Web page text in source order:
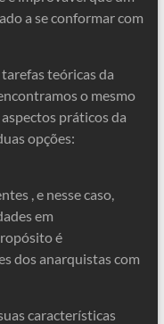
a se conformar com
teóricas da
o mesmo
práticos da
opções:
, e nesse caso,
em
é
dos anarquistas com
características